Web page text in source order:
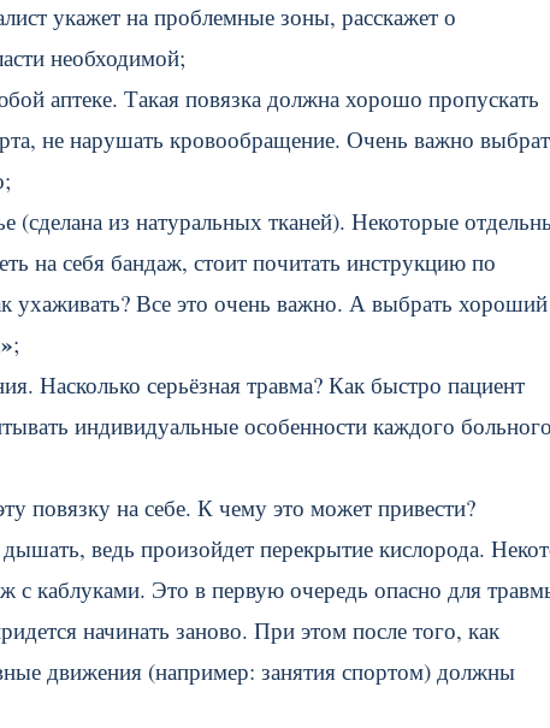
укажет на проблемные зоны, расскажет о
необходимой;
аптеке. Такая повязка должна хорошо пропускать
не нарушать кровообращение. Очень важно
(сделана из натуральных тканей). Некоторые
на себя бандаж, стоит почитать инструкцию по
ухаживать? Все это очень важно. А выбрать хороший
;
Насколько серьёзная травма? Как быстро пациент
индивидуальные особенности каждого
повязку на себе. К чему это может привести?
ведь произойдет перекрытие кислорода.
с каблуками. Это в первую очередь опасно для
начинать заново. При этом после того, как
движения (например: занятия спортом) должны